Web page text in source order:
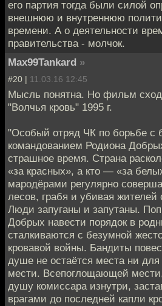
его партия тогда были силой
внешнюю и внутреннюю
времени. А о деятельности
правительства - молчок.
Max99Tankard »
#20 | 11.03.16 12:45
Мысль понятна. Но фильм
"Волчья кровь" 1995 г.
"Особый отряд ЧК по борьбе с
командованием Родиона
страшное время. Страна
«за красных», а кто — «за
мародёрами регулярно
лесов, грабя и убивая жителей
Люди запуганы и запутаны.
Добрых навести порядок в
сталкиваются с безумной
кровавой войны. Бандиты
душе не остаётся места ни для
мести. Всепоглощающей
душу комиссара изнутри,
врагами до последней капли